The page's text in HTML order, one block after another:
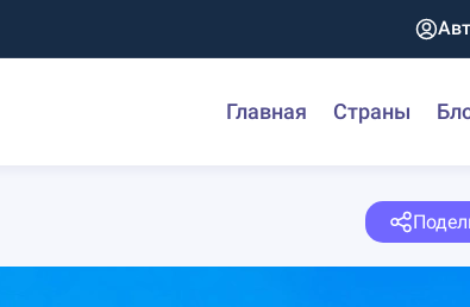
Главная Страны